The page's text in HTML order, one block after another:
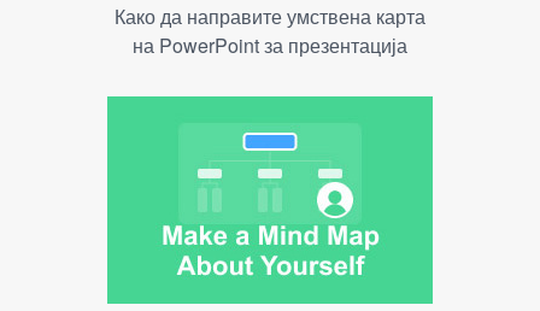
Како да направите умствена карта
на PowerPoint за презентација